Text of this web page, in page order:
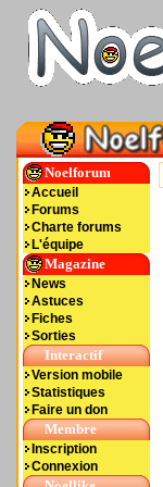
Noelforum
Accueil
Forums
Charte forums
L'équipe
Magazine
News
Astuces
Fiches
Sorties
Interactif
Version mobile
Statistiques
Faire un don
Membre
Inscription
Connexion